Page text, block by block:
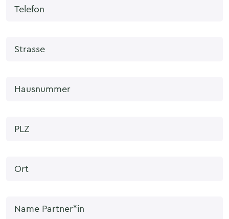
Telefon
Strasse
Hausnummer
PLZ
Ort
Name Partner*in